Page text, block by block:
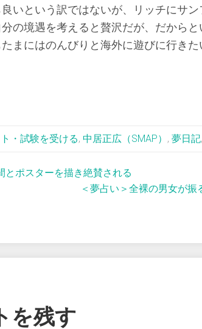
いという訳ではないが、リッチにサ
の境遇を考えると贅沢だが、だから
まにはのんびりと海外に遊びに行きた
・試験を受ける, 中居正広（SMAP） , 夢日記,
とポスターを描き絶賛される
＜夢占い＞全裸の男女が振
を残す